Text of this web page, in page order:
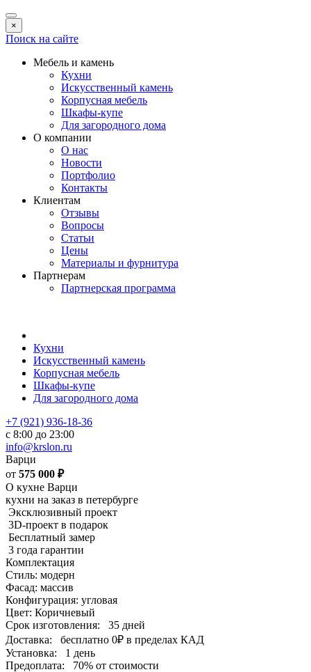
×
Поиск на сайте
Мебель и камень
Кухни
Искусственный камень
Корпусная мебель
Шкафы-купе
Для загородного дома
О компании
О нас
Новости
Портфолио
Контакты
Клиентам
Отзывы
Вопросы
Статьи
Цены
Материалы и фурнитура
Партнерам
Партнерская программа
Кухни
Искусственный камень
Корпусная мебель
Шкафы-купе
Для загородного дома
+7 (921) 936-18-36
с 8:00 до 23:00
info@krslon.ru
Варци
от 575 000 ₽
О кухне Варци
кухни на заказ в петербурге
Эксклюзивный проект
3D-проект в подарок
Бесплатный замер
3 года гарантии
Комплектация
Стиль: модерн
Фасад: массив
Конфигурация: угловая
Цвет: Коричневый
Срок изготовления:
35 дней
Доставка:
бесплатно 0₽ в пределах КАД
Установка:
1 день
Предоплата:
70% от стоимости